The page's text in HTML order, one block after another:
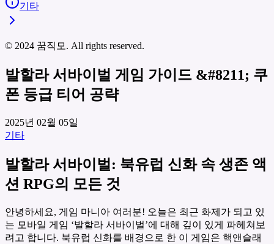
기타
© 2024 꿈직모. All rights reserved.
발할라 서바이벌 게임 가이드 &#8211; 쿠
폰 등급 티어 공략
2025년 02월 05일
기타
발할라 서바이벌: 북유럽 신화 속 생존 액
션 RPG의 모든 것
안녕하세요, 게임 마니아 여러분! 오늘은 최근 화제가 되고 있
는 모바일 게임 ‘발할라 서바이벌’에 대해 깊이 있게 파헤쳐보
려고 합니다. 북유럽 신화를 배경으로 한 이 게임은 핵앤슬래